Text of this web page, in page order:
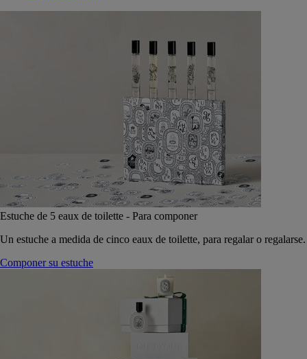
Estuche de 5 eaux de toilette - Para componer
Un estuche a medida de cinco eaux de toilette, para regalar o regalarse.
Componer su estuche